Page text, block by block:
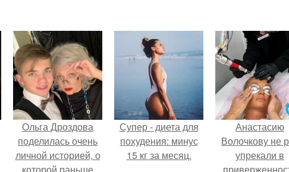
Ольга Дроздова
поделилась очень
личной историей, о
Супер - диета для
похудения: минус
15 кг за месяц.
Анастасию
Волочкову не
упрекали в